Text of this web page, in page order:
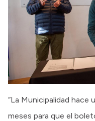
“La Municipalidad
meses para que el